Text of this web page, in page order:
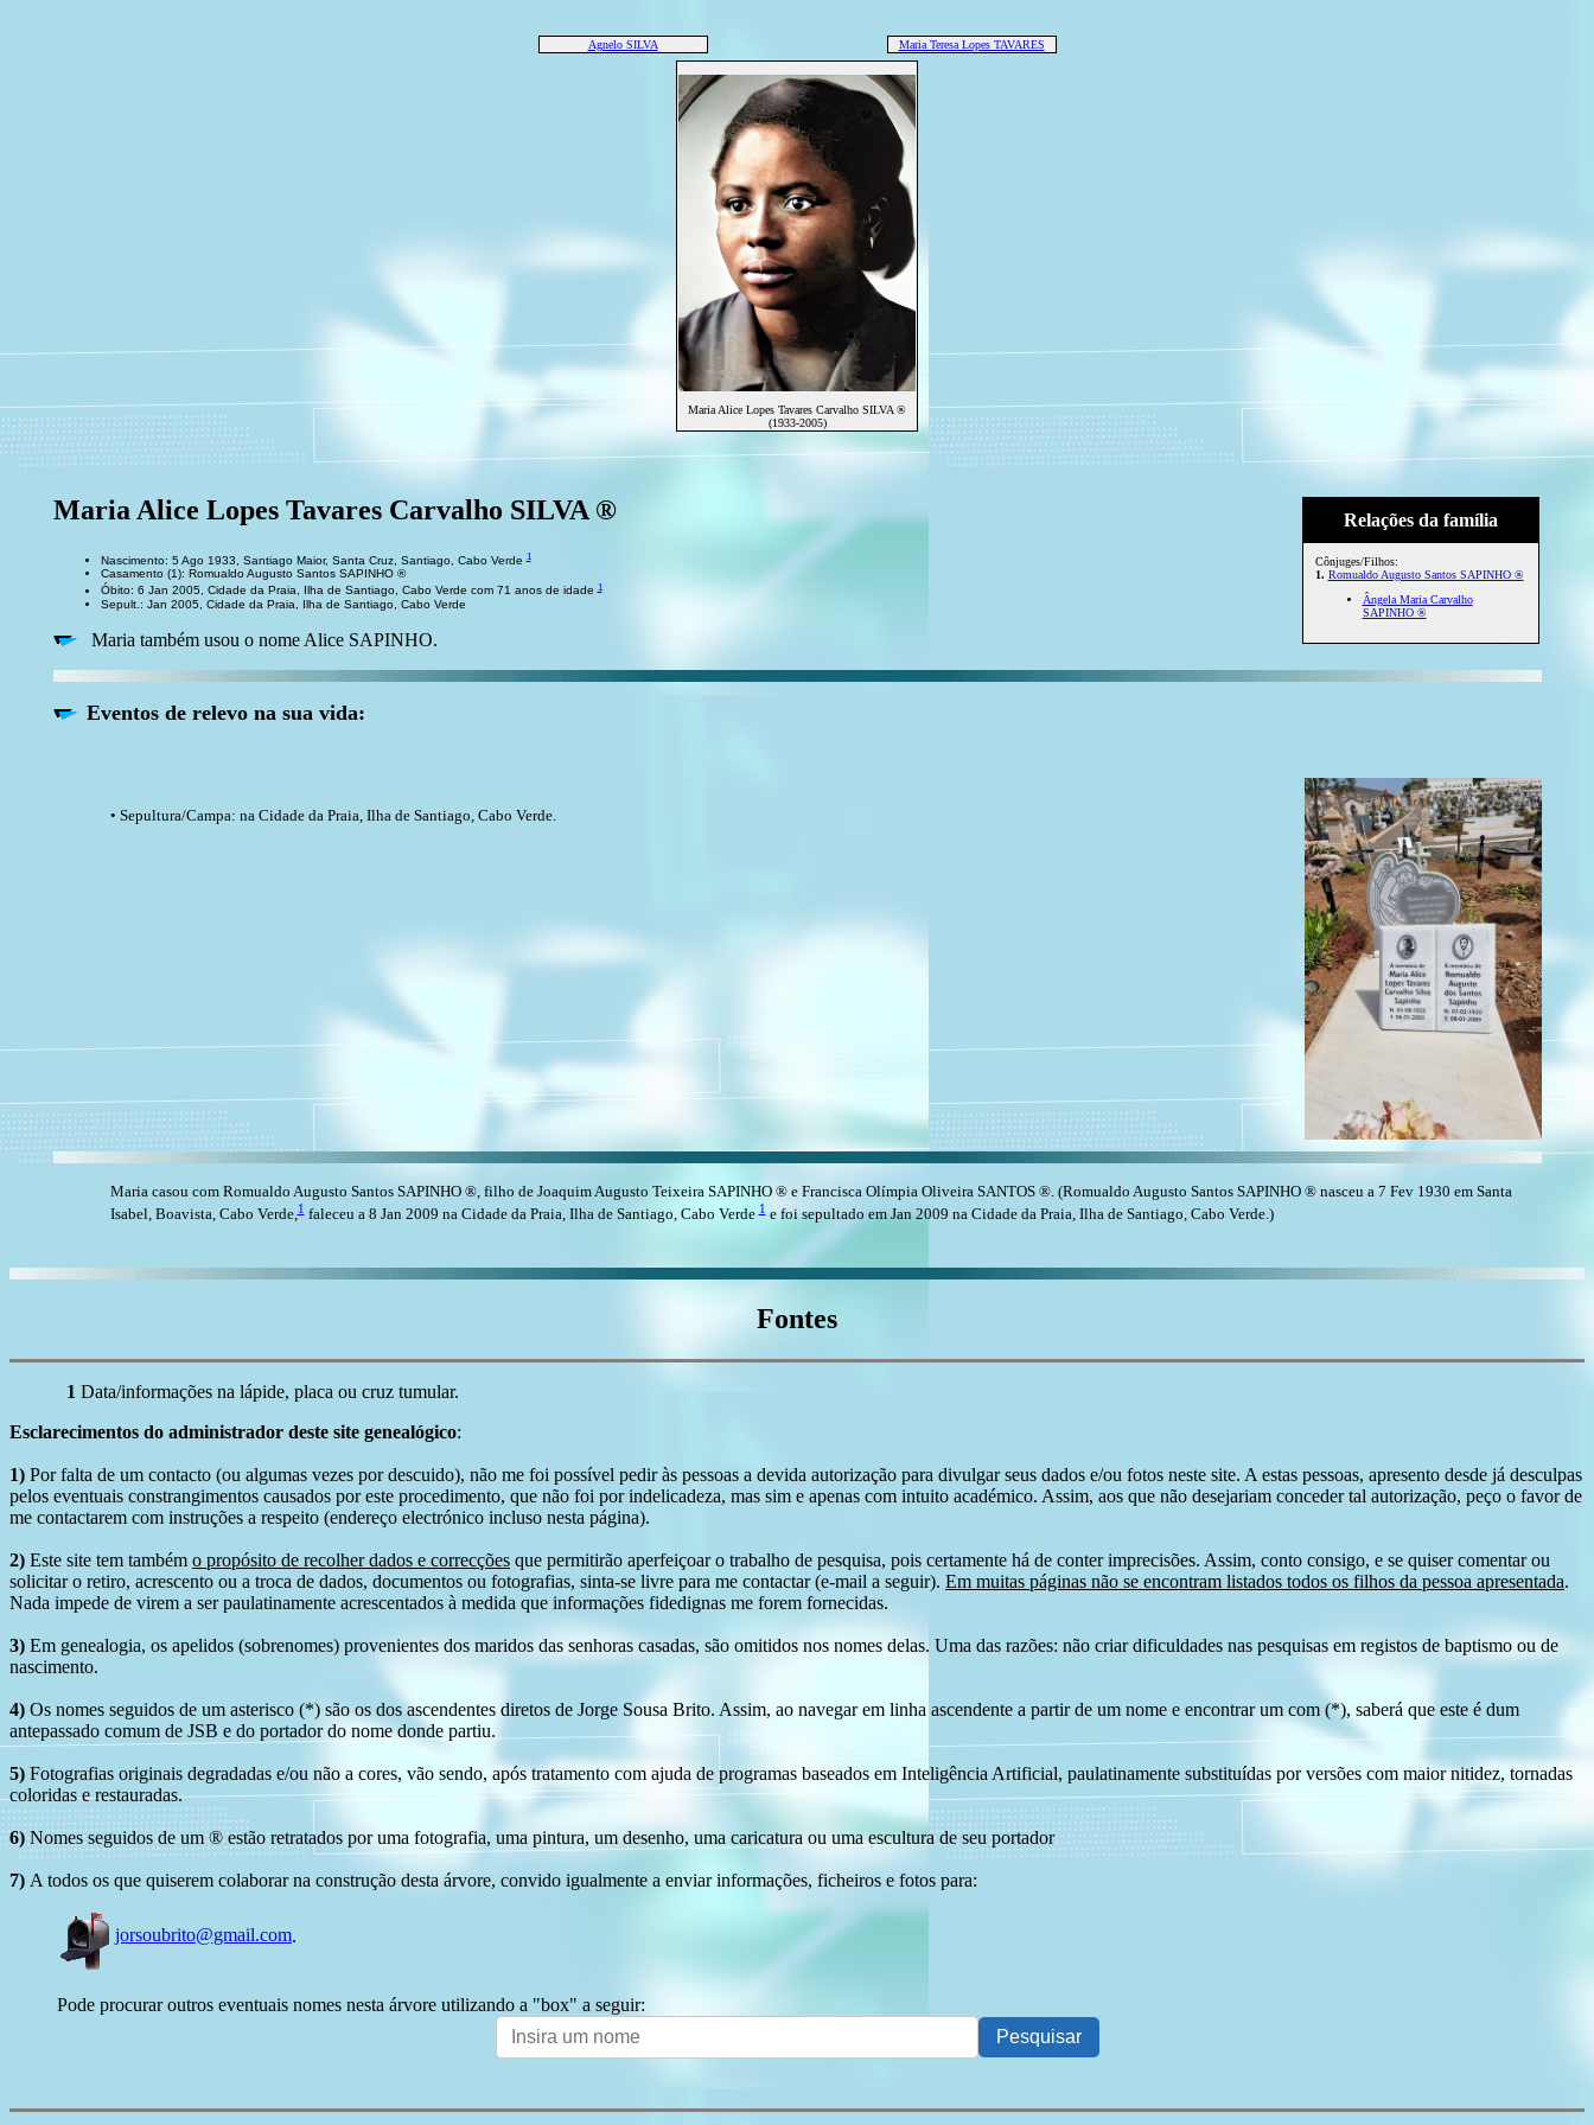
Agnelo SILVA Maria Teresa Lopes TAVARES
Maria Alice Lopes Tavares Carvalho SILVA ®
(1933-2005)
Relações da família
Cônjuges/Filhos:
1. Romualdo Augusto Santos SAPINHO ®
Ângela Maria Carvalho
SAPINHO ®
Maria Alice Lopes Tavares Carvalho SILVA ®
Nascimento: 5 Ago 1933, Santiago Maior, Santa Cruz, Santiago, Cabo Verde1
Casamento (1): Romualdo Augusto Santos SAPINHO ®
Óbito: 6 Jan 2005, Cidade da Praia, Ilha de Santiago, Cabo Verde com 71 anos de idade1
Sepult.: Jan 2005, Cidade da Praia, Ilha de Santiago, Cabo Verde
Maria também usou o nome Alice SAPINHO.
Eventos de relevo na sua vida:
• Sepultura/Campa: na Cidade da Praia, Ilha de Santiago, Cabo Verde.
Maria casou com Romualdo Augusto Santos SAPINHO ®, filho de Joaquim Augusto Teixeira SAPINHO ® e Francisca Olímpia Oliveira SANTOS ®. (Romualdo Augusto Santos SAPINHO ® nasceu a 7 Fev 1930 em Santa
Isabel, Boavista, Cabo Verde,1faleceu a 8 Jan 2009 na Cidade da Praia, Ilha de Santiago, Cabo Verde1e foi sepultado em Jan 2009 na Cidade da Praia, Ilha de Santiago, Cabo Verde.)
Fontes
1 Data/informações na lápide, placa ou cruz tumular.
Esclarecimentos do administrador deste site genealógico:
1) Por falta de um contacto (ou algumas vezes por descuido), não me foi possível pedir às pessoas a devida autorização para divulgar seus dados e/ou fotos neste site. A estas pessoas, apresento desde já desculpas
pelos eventuais constrangimentos causados por este procedimento, que não foi por indelicadeza, mas sim e apenas com intuito académico. Assim, aos que não desejariam conceder tal autorização, peço o favor de
me contactarem com instruções a respeito (endereço electrónico incluso nesta página).
2) Este site tem também o propósito de recolher dados e correcções que permitirão aperfeiçoar o trabalho de pesquisa, pois certamente há de conter imprecisões. Assim, conto consigo, e se quiser comentar ou
solicitar o retiro, acrescento ou a troca de dados, documentos ou fotografias, sinta-se livre para me contactar (e-mail a seguir). Em muitas páginas não se encontram listados todos os filhos da pessoa apresentada.
Nada impede de virem a ser paulatinamente acrescentados à medida que informações fidedignas me forem fornecidas.
3) Em genealogia, os apelidos (sobrenomes) provenientes dos maridos das senhoras casadas, são omitidos nos nomes delas. Uma das razões: não criar dificuldades nas pesquisas em registos de baptismo ou de
nascimento.
4) Os nomes seguidos de um asterisco (*) são os dos ascendentes diretos de Jorge Sousa Brito. Assim, ao navegar em linha ascendente a partir de um nome e encontrar um com (*), saberá que este é dum
antepassado comum de JSB e do portador do nome donde partiu.
5) Fotografias originais degradadas e/ou não a cores, vão sendo, após tratamento com ajuda de programas baseados em Inteligência Artificial, paulatinamente substituídas por versões com maior nitidez, tornadas
coloridas e restauradas.
6) Nomes seguidos de um ® estão retratados por uma fotografia, uma pintura, um desenho, uma caricatura ou uma escultura de seu portador
7) A todos os que quiserem colaborar na construção desta árvore, convido igualmente a enviar informações, ficheiros e fotos para:
jorsoubrito@gmail.com
Pode procurar outros eventuais nomes nesta árvore utilizando a "box" a seguir: